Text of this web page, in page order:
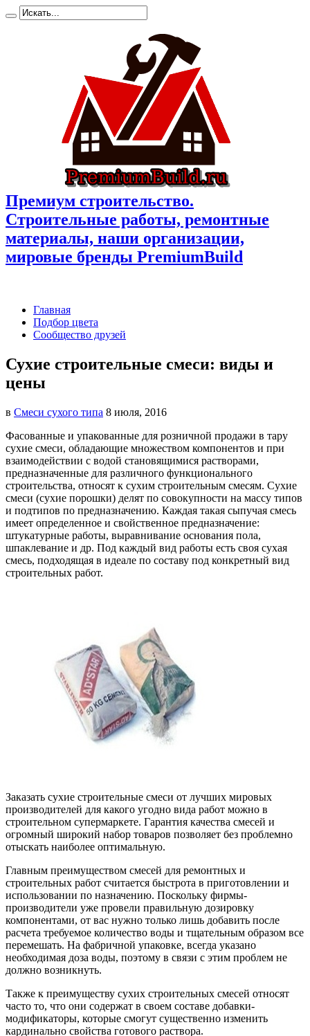
Премиум cтроительство.
Cтроительные работы, ремонтные
материалы, наши организации,
мировые бренды PremiumBuild
Главная
Подбор цвета
Сообщество друзей
Сухие строительные смеси: виды и
цены
в Смеси сухого типа 8 июля, 2016
Фасованные и упакованные для розничной продажи в тару
сухие смеси, обладающие множеством компонентов и при
взаимодействии с водой становящимися растворами,
предназначенные для различного функционального
строительства, относят к сухим строительным смесям. Сухие
смеси (сухие порошки) делят по совокупности на массу типов
и подтипов по предназначению. Каждая такая сыпучая смесь
имеет определенное и свойственное предназначение:
штукатурные работы, выравнивание основания пола,
шпаклевание и др. Под каждый вид работы есть своя сухая
смесь, подходящая в идеале по составу под конкретный вид
строительных работ.
Заказать сухие строительные смеси от лучших мировых
производителей для какого угодно вида работ можно в
строительном супермаркете. Гарантия качества смесей и
огромный широкий набор товаров позволяет без проблемно
отыскать наиболее оптимальную.
Главным преимуществом смесей для ремонтных и
строительных работ считается быстрота в приготовлении и
использовании по назначению. Поскольку фирмы-
производители уже провели правильную дозировку
компонентами, от вас нужно только лишь добавить после
расчета требуемое количество воды и тщательным образом все
перемешать. На фабричной упаковке, всегда указано
необходимая доза воды, поэтому в связи с этим проблем не
должно возникнуть.
Также к преимуществу сухих строительных смесей относят
часто то, что они содержат в своем составе добавки-
модификаторы, которые смогут существенно изменить
кардинально свойства готового раствора.